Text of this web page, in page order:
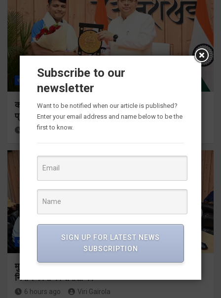
राज्य
कॉमनवेल्थ गेम्स 2026 के उत्तराखंड के पदक विजेताओं और
प्रशिक्षकों को मुख्यमंत्री धामी ने किया सम्मानित
5 hours ago
राज्य देहरादून
मुख्यमंत्री धामी ने उत्तराखंड क्रीड़ा विश्वविद्यालय गौलापार के
निर्माण कार्यों की समीक्षा की
6 hours ago Viri Gairola
Subscribe to our
newsletter
Want to be notified when our article is published?
Enter your email address and name below to be the
first to know.
SIGN UP FOR LATEST NEWS
SUBSCRIPTION